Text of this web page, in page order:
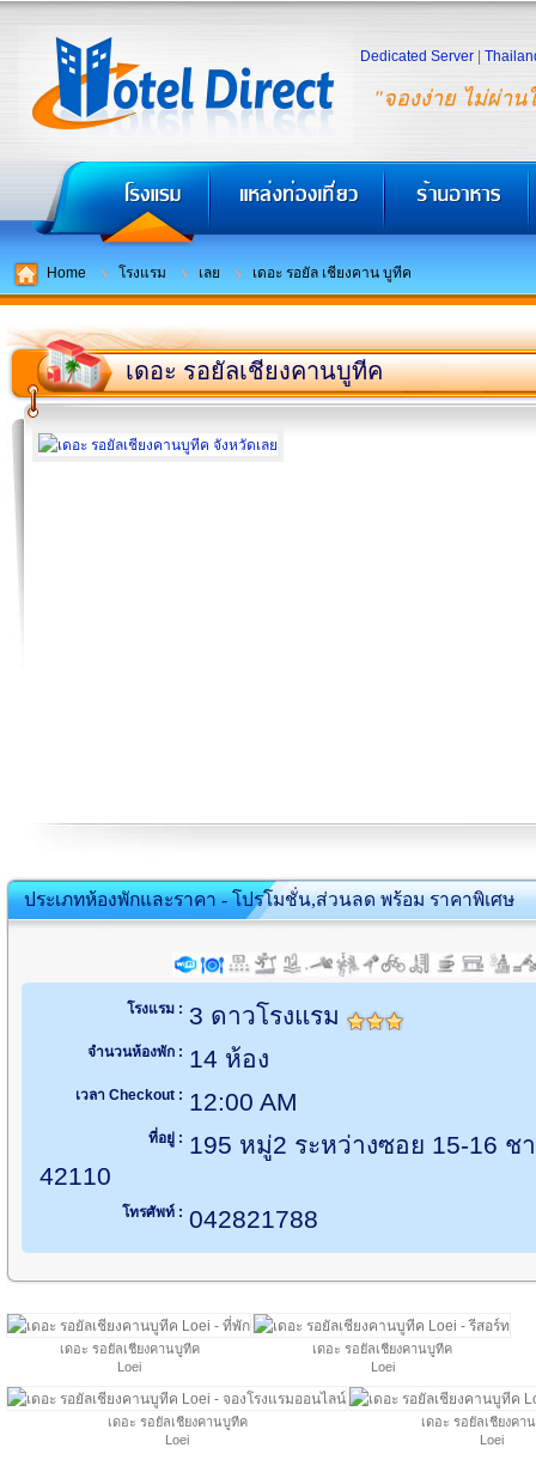
"จองง่าย ไม่ผ่าน
Dedicated Server
Home โรงแรม เลย เดอะ รอยัล เชียงคาน บูทีค
เดอะ รอยัลเชียงคานบูทีค
ประเภทห้องพักและราคา - โปรโมชั่น,ส่วนลด พร้อม ราคาพิเศษ
โรงแรม : 3 ดาวโรงแรม
จำนวนห้องพัก : 14 ห้อง
เวลา Checkout : 12:00 AM
ที่อยู่ : 195 หมู่2 ระหว่างซอย 15-16 ช
42110
โทรศัพท์ : 042821788
เดอะ รอยัลเชียงคานบูทีค
Loei
เดอะ รอยัลเชียงคานบูทีค
Loei
เดอะ รอยัลเชียงคานบูทีค
Loei
เดอะ รอยัลเชียงคา
Loei